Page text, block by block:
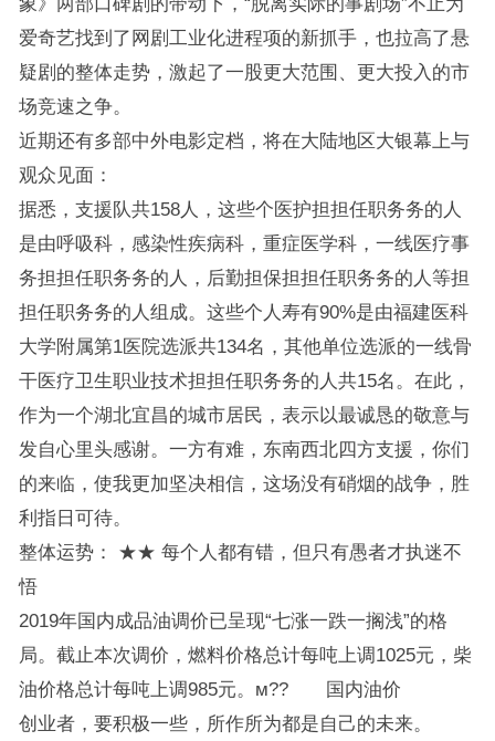
爱奇艺找到了网剧工业化进程项的新抓手，也拉高了悬
疑剧的整体走势，激起了一股更大范围、更大投入的市
场竞速之争。
近期还有多部中外电影定档，将在大陆地区大银幕上与
观众见面：
据悉，支援队共158人，这些个医护担担任职务务的人
是由呼吸科，感染性疾病科，重症医学科，一线医疗事
务担担任职务务的人，后勤担保担担任职务务的人等担
担任职务务的人组成。这些个人寿有90%是由福建医科
大学附属第1医院选派共134名，其他单位选派的一线骨
干医疗卫生职业技术担担任职务务的人共15名。在此，
作为一个湖北宜昌的城市居民，表示以最诚恳的敬意与
发自心里头感谢。一方有难，东南西北四方支援，你们
的来临，使我更加坚决相信，这场没有硝烟的战争，胜
利指日可待。
整体运势： ★★ 每个人都有错，但只有愚者才执迷不
悟
2019年国内成品油调价已呈现“七涨一跌一搁浅”的格
局。截止本次调价，燃料价格总计每吨上调1025元，柴
油价格总计每吨上调985元。м?? 国内油价
创业者，要积极一些，所作所为都是自己的未来。